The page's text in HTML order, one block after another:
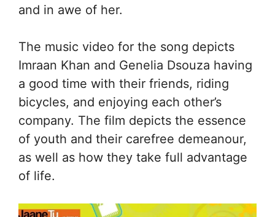
and in awe of her.
The music video for the song depicts
Imraan Khan and Genelia Dsouza having
a good time with their friends, riding
bicycles, and enjoying each other’s
company. The film depicts the essence
of youth and their carefree demeanour,
as well as how they take full advantage
of life.